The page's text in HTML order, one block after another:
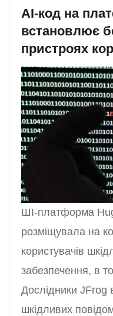
АІ-код на
встановлює
пристроях
ШІ-платформа
розміщувала на
користувачів
забезпечення, в
Дослідники JFrog
шкідливих